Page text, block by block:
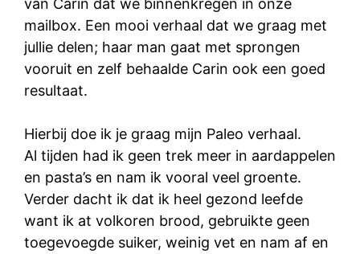
mailbox. Een mooi verhaal dat we graag met
jullie delen; haar man gaat met sprongen
vooruit en zelf behaalde Carin ook een goed
resultaat.
Hierbij doe ik je graag mijn Paleo verhaal.
Al tijden had ik geen trek meer in aardappelen
en pasta’s en nam ik vooral veel groente.
Verder dacht ik dat ik heel gezond leefde
want ik at volkoren brood, gebruikte geen
toegevoegde suiker, weinig vet en nam af en